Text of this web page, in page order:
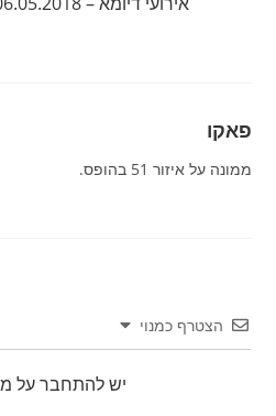
פאקו
ממונה על איזור 51 בהופס.
הצטרף כמנוי
יש להתחבר על